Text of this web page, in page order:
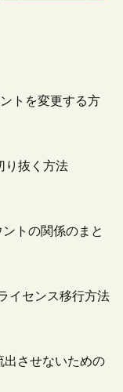
トを変更する方
り抜く方法
トの関係のまと
イセンス移行方法
出させないための